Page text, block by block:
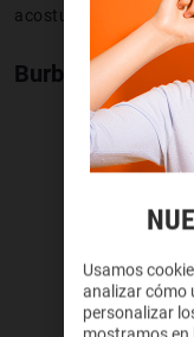
acostumbraremos a
Burbujas y
Usamos
analizar cómo
personalizar